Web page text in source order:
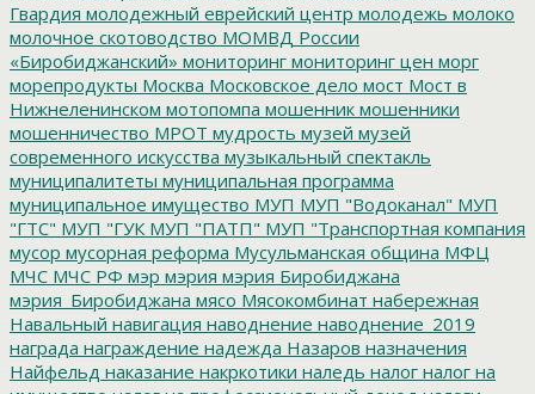
Гвардия молодежный еврейский центр молодежь молоко
молочное скотоводство МОМВД России
«Биробиджанский» мониторинг мониторинг цен морг
морепродукты Москва Московское дело мост Мост в
Нижнеленинском мотопомпа мошенник мошенники
мошенничество МРОТ мудрость музей музей
современного искусства музыкальный спектакль
муниципалитеты муниципальная программа
муниципальное имущество МУП МУП "Водоканал" МУП
"ГТС" МУП "ГУК МУП "ПАТП" МУП "Транспортная компания
мусор мусорная реформа Мусульманская община МФЦ
МЧС МЧС РФ мэр мэрия мэрия Биробиджана
мэрия_Биробиджана мясо Мясокомбинат набережная
Навальный навигация наводнение наводнение_2019
награда награждение надежда Назаров назначения
Найфельд наказание накркотики наледь налог налог на